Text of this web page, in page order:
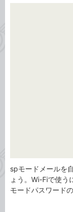
カ
spモードメールを
ょう。Wi-Fiで使
モードパスワード